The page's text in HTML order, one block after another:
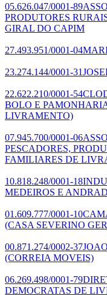
05.626.047/0001-89
PRODUTORES
GIRAL DO CAPIM
27.493.951/0001-04
23.274.144/0001-31
22.622.210/0001-54
BOLO E
LIVRAMENTO)
07.945.700/0001-06
PESCADORES,
FAMILIARES DE
10.818.248/0001-18
MEDEIROS E
01.609.777/0001-10
(CASA SEVERINO
00.871.274/0002-37
(CORREIA MOVEIS)
06.269.498/0001-79
DEMOCRATAS DE